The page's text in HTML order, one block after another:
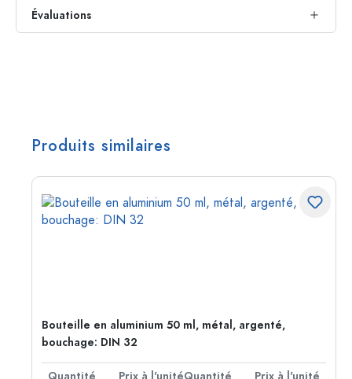
Évaluations
Produits similaires
Bouteille en aluminium 50 ml, métal, argenté,
bouchage: DIN 32